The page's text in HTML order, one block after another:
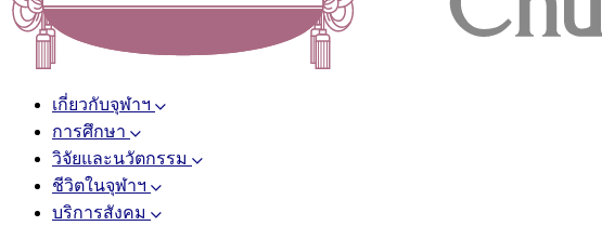
เกี่ยวกับจุฬาฯ
การศึกษา
วิจัยและนวัตกรรม
ชีวิตในจุฬาฯ
บริการสังคม